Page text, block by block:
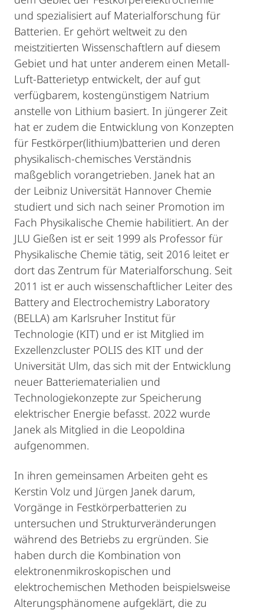
und spezialisiert auf Materialforschung für
Batterien. Er gehört weltweit zu den
meistzitierten Wissenschaftlern auf diesem
Gebiet und hat unter anderem einen Metall-
Luft-Batterietyp entwickelt, der auf gut
verfügbarem, kostengünstigem Natrium
anstelle von Lithium basiert. In jüngerer Zeit
hat er zudem die Entwicklung von Konzepten
für Festkörper(lithium)batterien und deren
physikalisch-chemisches Verständnis
maßgeblich vorangetrieben. Janek hat an
der Leibniz Universität Hannover Chemie
studiert und sich nach seiner Promotion im
Fach Physikalische Chemie habilitiert. An der
JLU Gießen ist er seit 1999 als Professor für
Physikalische Chemie tätig, seit 2016 leitet er
dort das Zentrum für Materialforschung. Seit
2011 ist er auch wissenschaftlicher Leiter des
Battery and Electrochemistry Laboratory
(BELLA) am Karlsruher Institut für
Technologie (KIT) und er ist Mitglied im
Exzellenzcluster POLIS des KIT und der
Universität Ulm, das sich mit der Entwicklung
neuer Batteriematerialien und
Technologiekonzepte zur Speicherung
elektrischer Energie befasst. 2022 wurde
Janek als Mitglied in die Leopoldina
aufgenommen.
In ihren gemeinsamen Arbeiten geht es
Kerstin Volz und Jürgen Janek darum,
Vorgänge in Festkörperbatterien zu
untersuchen und Strukturveränderungen
während des Betriebs zu ergründen. Sie
haben durch die Kombination von
elektronenmikroskopischen und
elektrochemischen Methoden beispielsweise
Alterungsphänomene aufgeklärt, die zu